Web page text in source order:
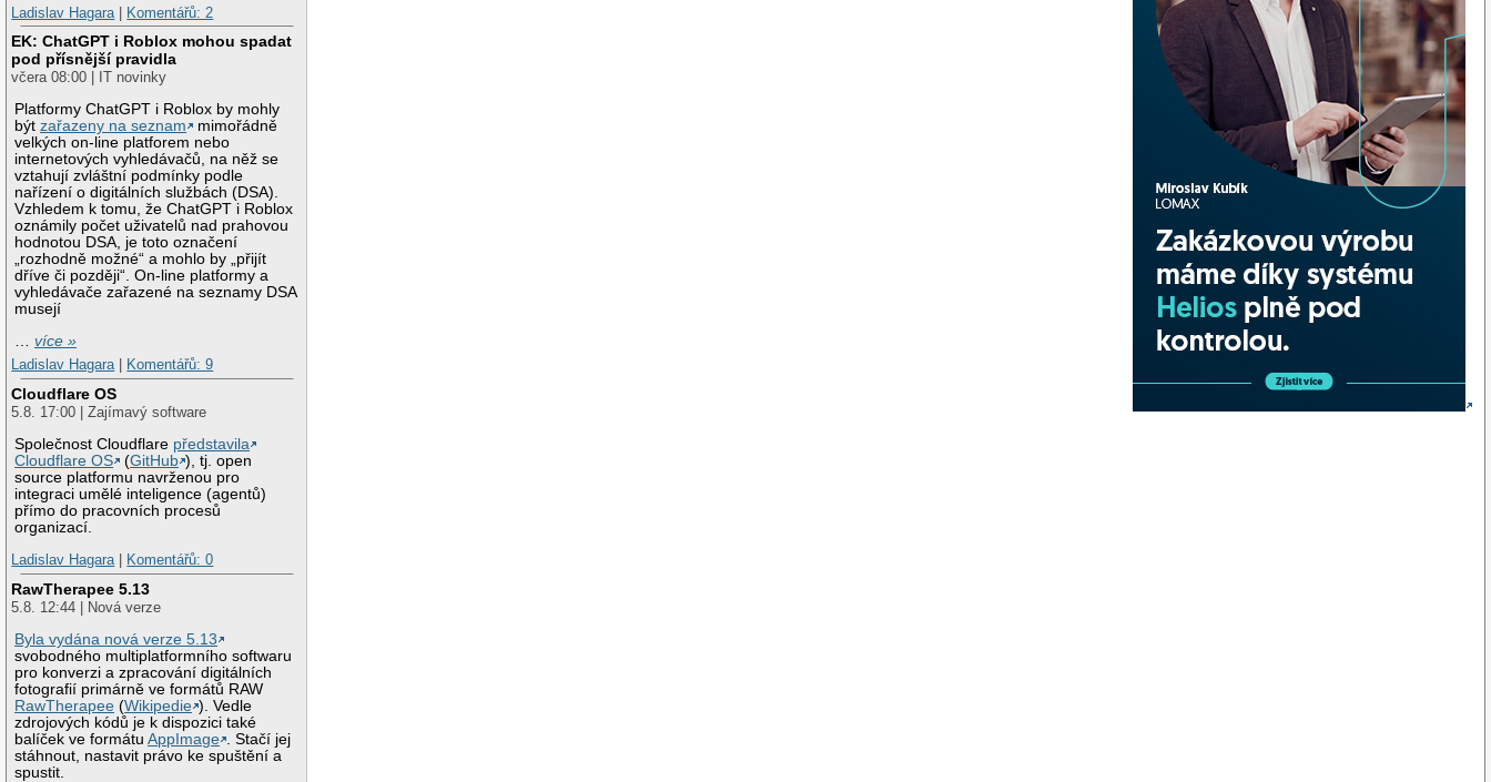
Ladislav Hagara
Komentářů: 2
EK: ChatGPT i Roblox mohou spadat
pod přísnější pravidla
včera 08:00 | IT novinky
Platformy ChatGPT i Roblox by mohly
býtzařazeny na seznam
mimořádně
velkých on-line platforem nebo
internetových vyhledávačů, na něž se
vztahují zvláštní podmínky podle
nařízení o digitálních službách (DSA).
Vzhledem k tomu, že ChatGPT i Roblox
oznámily počet uživatelů nad prahovou
hodnotou DSA, je toto označení
„rozhodně možné“ a mohlo by „přijít
dříve či později“. On-line platformy a
vyhledávače zařazené na seznamy DSA
musejí
…více »
Ladislav Hagara| Komentářů: 9
Cloudflare OS
5.8. 17:00 | Zajímavý software
Společnost Cloudflare představila
Cloudflare OS
(GitHub ), tj. open
source platformu navrženou pro
integraci umělé inteligence (agentů)
přímo do pracovních procesů
organizací.
Ladislav Hagara| Komentářů: 0
RawTherapee 5.13
5.8. 12:44 | Nová verze
Byla vydána nová verze 5.13
svobodného multiplatformního softwaru
pro konverzi a zpracování digitálních
fotografií primárně ve formátů RAW
RawTherapee (Wikipedie ). Vedle
zdrojových kódů je k dispozici také
balíček ve formátuAppImage
. Stačí jej
stáhnout, nastavit právo ke spuštění a
spustit.